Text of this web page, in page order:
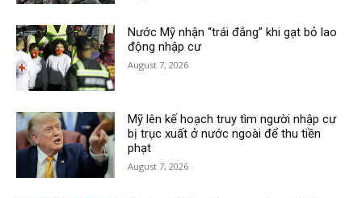
Nước Mỹ nhận “trái đắng” khi gạt bỏ lao
động nhập cư
August 7, 2026
Mỹ lên kế hoạch truy tìm người nhập cư
bị trục xuất ở nước ngoài để thu tiền
phạt
August 7, 2026